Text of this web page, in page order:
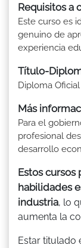
Requisitos a
Este curso es
genuino de
experiencia
Título-
Diploma
Más
Para el
profesional
desarrollo
Estos cursos
habilidades
industria, lo
aumenta la
Estar titulado